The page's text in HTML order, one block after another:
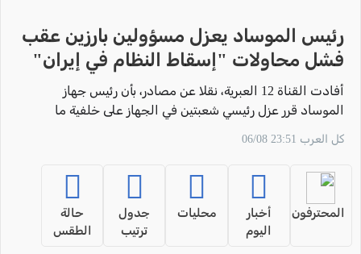
رئيس الموساد يعزل مسؤولين بارزين عقب
فشل محاولات "إسقاط النظام في إيران"
أفادت القناة 12 العبرية، نقلا عن مصادر، بأن رئيس جهاز
الموساد قرر عزل رئيسي شعبتين في الجهاز على خلفية ما
الإيراني".
كل العرب 23:51 06/08
المحترفون
أخبار
اليوم
محليات
جدول
ترتيب
حالة
الطقس